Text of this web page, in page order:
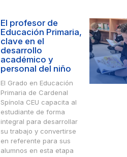
El profesor de
Educación Primaria,
clave en el
desarrollo
académico y
personal del niño
El Grado en Educación
Primaria de Cardenal
Spínola CEU capacita al
estudiante de forma
integral para desarrollar
su trabajo y convertirse
en referente para sus
alumnos en esta etapa